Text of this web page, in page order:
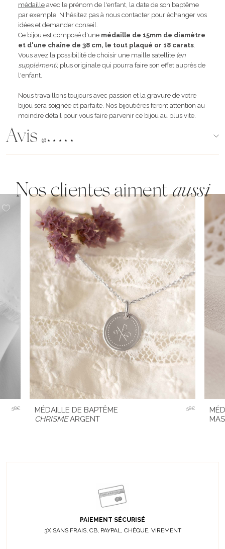
médaille avec le prénom de l'enfant, la date de son baptême
par exemple. N'hésitez pas à nous contacter pour échanger vos
idées et demander conseil.
Ce bijou est composé d'une médaille de 15mm de diamètre
et d'une chaîne de 38 cm, le tout plaqué or 18 carats
Vous avez la possibilité de choisir une maille satellite (en
supplément), plus originale qui pourra faire son effet auprès de
l'enfant.
Nous travaillons toujours avec passion et la gravure de votre
bijou sera soignée et parfaite. Nos bijoutières feront attention au
moindre détail pour vous faire parvenir ce bijou au plus vite.
Avis (96)
Nos clientes aimentaussi
58€
MÉDAILLE DE BAPTÊME
CHRISMEARGENT
58€
PAIEMENT SÉCURISÉ
3X SANS FRAIS, CB, PAYPAL, CHÈQUE, VIREMENT